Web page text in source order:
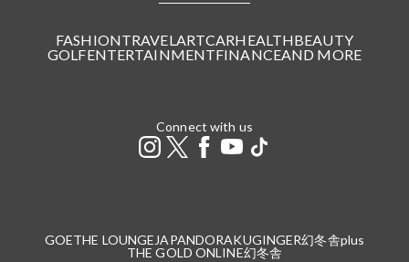
FASHIONTRAVELARTCARHEALTHBEAUTY
GOLFENTERTAINMENTFINANCEAND MORE
Connect with us
GOETHE LOUNGE JAPANDORAKUGINGER幻冬舎plus
THE GOLD ONLINE幻冬舎